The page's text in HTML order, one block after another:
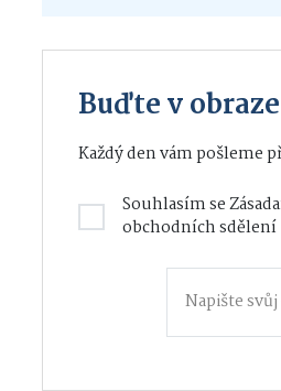
Buďte v
Každý den vám pošleme
Souhlasím se
obchodních sdělení